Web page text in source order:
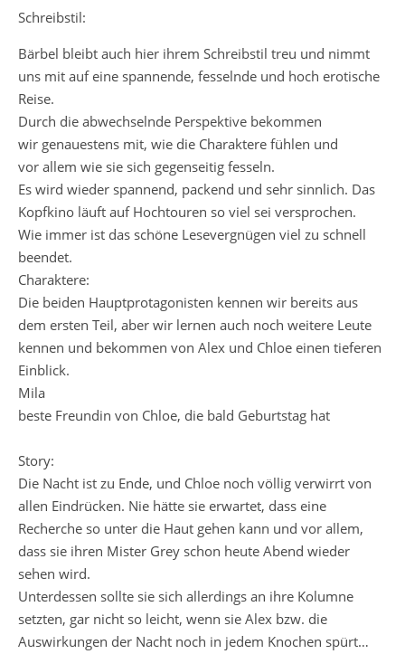
Schreibstil:
Bärbel bleibt auch hier ihrem Schreibstil treu und nimmt
uns mit auf eine spannende, fesselnde und hoch erotische
Reise.
Durch die abwechselnde Perspektive bekommen
wir genauestens mit, wie die Charaktere fühlen und
vor allem wie sie sich gegenseitig fesseln.
Es wird wieder spannend, packend und sehr sinnlich. Das
Kopfkino läuft auf Hochtouren so viel sei versprochen.
Wie immer ist das schöne Lesevergnügen viel zu schnell
beendet.
Charaktere:
Die beiden Hauptprotagonisten kennen wir bereits aus
dem ersten Teil, aber wir lernen auch noch weitere Leute
kennen und bekommen von Alex und Chloe einen tieferen
Einblick.
Mila
beste Freundin von Chloe, die bald Geburtstag hat
Story:
Die Nacht ist zu Ende, und Chloe noch völlig verwirrt von
allen Eindrücken. Nie hätte sie erwartet, dass eine
Recherche so unter die Haut gehen kann und vor allem,
dass sie ihren Mister Grey schon heute Abend wieder
sehen wird.
Unterdessen sollte sie sich allerdings an ihre Kolumne
setzten, gar nicht so leicht, wenn sie Alex bzw. die
Auswirkungen der Nacht noch in jedem Knochen spürt…